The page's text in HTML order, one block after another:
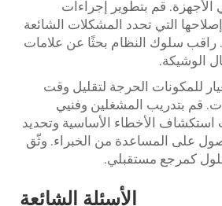
قم بتطوير إجراءات
التي تحدد المشكلات الشائعة
سلوك النظام بحثًا عن علامات
الوشيكة.
للمكونات الحرجة لتقليل وقت
قم بتدريب المشغلين وفنيي
استكشاف الأخطاء الأساسية وتحديد
على المساعدة من الخبراء. وثّق
كمرجع مستقبلي.
الأسئلة الشائعة